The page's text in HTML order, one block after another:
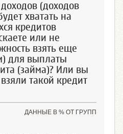
(доходов
хватать на
кредитов
или не
взять еще
для выплаты
(займа)? Или вы
такой кредит
ДАННЫЕ В % ОТ ГРУПП